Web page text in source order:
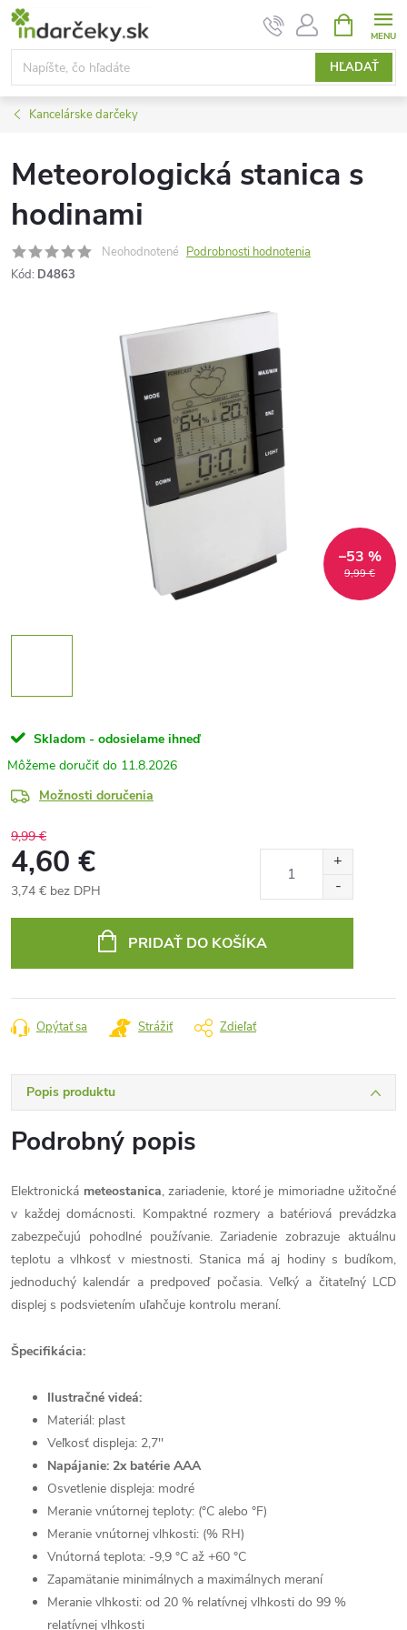
Prejsť
obsah
HĽADAŤ
KOŠÍK
Kancelárske darčeky
Meteorologická stanica s
hodinami
Neohodnotené Podrobnosti hodnotenia
Kód: D4863
9,99 €
–53 %
Skladom - odosielame ihneď
11.8.2026
Možnosti doručenia
9,99 €
4,60 €
3,74 € bez DPH
PRIDAŤ DO KOŠÍKA
Opýtať sa Strážiť Zdieľať
Popis produktu
Podrobný popis
Elektronická meteostanica, zariadenie, ktoré je mimoriadne užitočné
v každej domácnosti. Kompaktné rozmery a batériová prevádzka
zabezpečujú pohodlné používanie. Zariadenie zobrazuje aktuálnu
teplotu a vlhkosť v miestnosti. Stanica má aj hodiny s budíkom,
jednoduchý kalendár a predpoveď počasia. Veľký a čitateľný LCD
displej s podsvietením uľahčuje kontrolu meraní.
Špecifikácia:
Ilustračné videá:
Materiál: plast
Veľkosť displeja: 2,7''
Napájanie: 2x batérie AAA
Osvetlenie displeja: modré
Meranie vnútornej teploty: (°C alebo °F)
Meranie vnútornej vlhkosti: (% RH)
Vnútorná teplota: -9,9 °C až +60 °C
Zapamätanie minimálnych a maximálnych meraní
Meranie vlhkosti: od 20 % relatívnej vlhkosti do 99 %
relatívnej vlhkosti